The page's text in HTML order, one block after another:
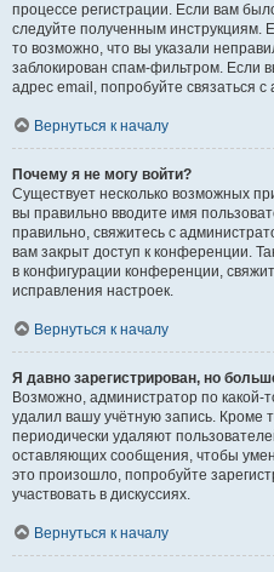
процессе регистрации. Если вам
следуйте полученным инструкциям.
то возможно, что вы указали
заблокирован спам-фильтром. Если
адрес email, попробуйте связаться
Вернуться к началу
Почему я не могу войти?
Существует несколько возможных
вы правильно вводите имя
правильно, свяжитесь с
вам закрыт доступ к конференции.
в конфигурации конференции,
исправления настроек.
Вернуться к началу
Я давно зарегистрирован, но
Возможно, администратор по какой-
удалил вашу учётную запись. Кроме
периодически удаляют
оставляющих сообщения, чтобы
это произошло, попробуйте
участвовать в дискуссиях.
Вернуться к началу